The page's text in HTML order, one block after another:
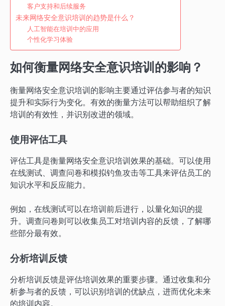
客户支持和后续服务
未来网络安全意识培训的趋势是什么？
人工智能在培训中的应用
个性化学习体验
如何衡量网络安全意识培训的影响？
衡量网络安全意识培训的影响主要通过评估参与者的知识
提升和实际行为变化。有效的衡量方法可以帮助组织了解
培训的有效性，并识别改进的领域。
使用评估工具
评估工具是衡量网络安全意识培训效果的基础。可以使用
在线测试、调查问卷和模拟钓鱼攻击等工具来评估员工的
知识水平和反应能力。
例如，在线测试可以在培训前后进行，以量化知识的提
升。调查问卷则可以收集员工对培训内容的反馈，了解哪
些部分最有效。
分析培训反馈
分析培训反馈是评估培训效果的重要步骤。通过收集和分
析参与者的反馈，可以识别培训的优缺点，进而优化未来
的培训内容。